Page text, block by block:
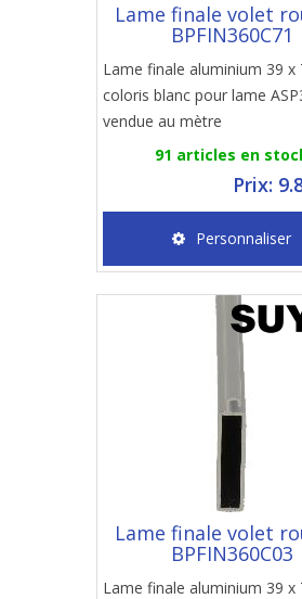
Lame finale volet
BPFIN360C71
Lame finale aluminium 39 x
coloris blanc pour lame
vendue au mètre
91 articles en
Prix:
Personnaliser
Lame finale volet
BPFIN360C03
Lame finale aluminium 39 x